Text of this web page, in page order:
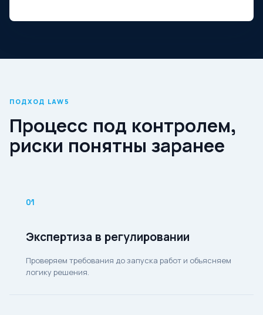
ПОДХОД LAW5
Процесс под контролем,
риски понятны заранее
01
Экспертиза в регулировании
Проверяем требования до запуска работ и объясняем
логику решения.